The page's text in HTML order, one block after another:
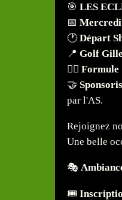
🎯 LES
📅 Mercredi
🕐Départ
📍 Golf
🏌️‍♂️ Formule
🤝
par l'AS.
Rejoignez
Une belle
🎭
🎟️